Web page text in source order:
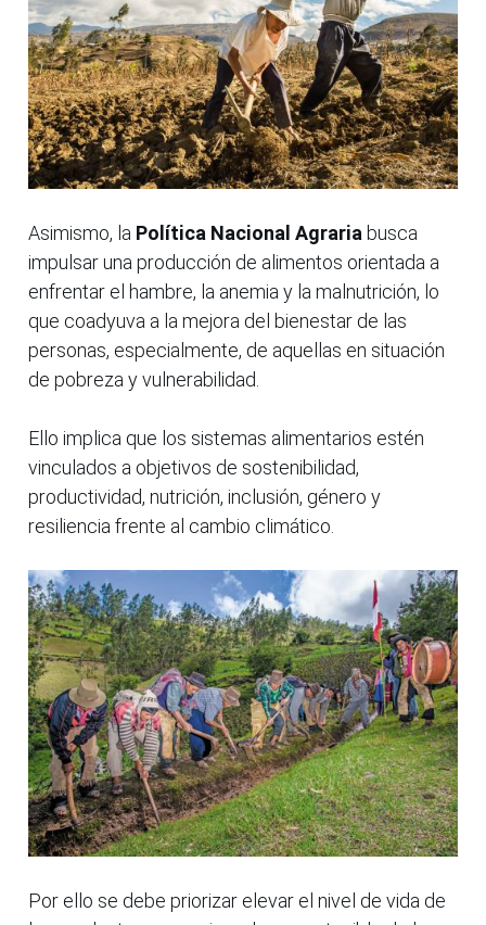
Asimismo, la Política Nacional Agraria busca
impulsar una producción de alimentos orientada a
enfrentar el hambre, la anemia y la malnutrición, lo
que coadyuva a la mejora del bienestar de las
personas, especialmente, de aquellas en situación
de pobreza y vulnerabilidad.
Ello implica que los sistemas alimentarios estén
vinculados a objetivos de sostenibilidad,
productividad, nutrición, inclusión, género y
resiliencia frente al cambio climático.
Por ello se debe priorizar elevar el nivel de vida de